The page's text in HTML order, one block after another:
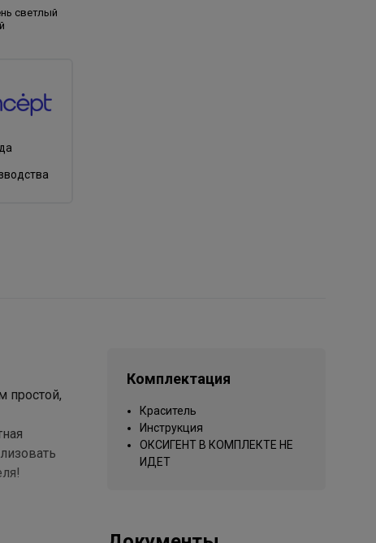
светлый
простой,
Комплектация
Краситель
Инструкция
ОКСИГЕНТ В КОМПЛЕКТЕ НЕ
ИДЕТ